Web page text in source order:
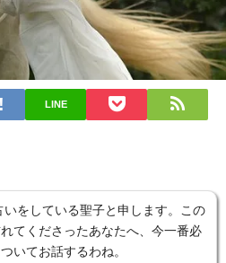
LINE
いをしている聖子と申します。この
てくださったあなたへ、今一番必
いてお話するわね。